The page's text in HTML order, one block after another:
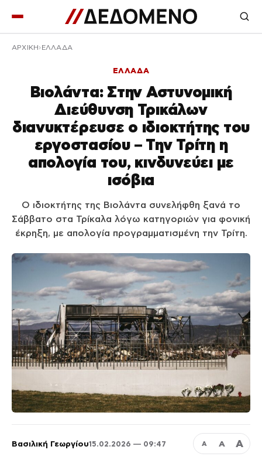
ΑΡΧΙΚΉ ΕΛΛΑΔΑ
ΕΛΛΑΔΑ
Βιολάντα: Στην Αστυνομική
Διεύθυνση Τρικάλων
διανυκτέρευσε ο ιδιοκτήτης του
εργοστασίου – Την Τρίτη η
απολογία του, κινδυνεύει με
ισόβια
Ο ιδιοκτήτης της Βιολάντα συνελήφθη ξανά το
Σάββατο στα Τρίκαλα λόγω κατηγοριών για φονική
έκρηξη, με απολογία προγραμματισμένη την Τρίτη.
Βασιλική Γεωργίου15.02.2026 — 09:47 Α Α Α